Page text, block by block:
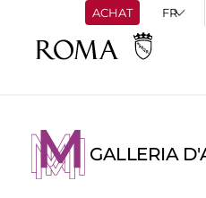
ACHAT
GALLERIA